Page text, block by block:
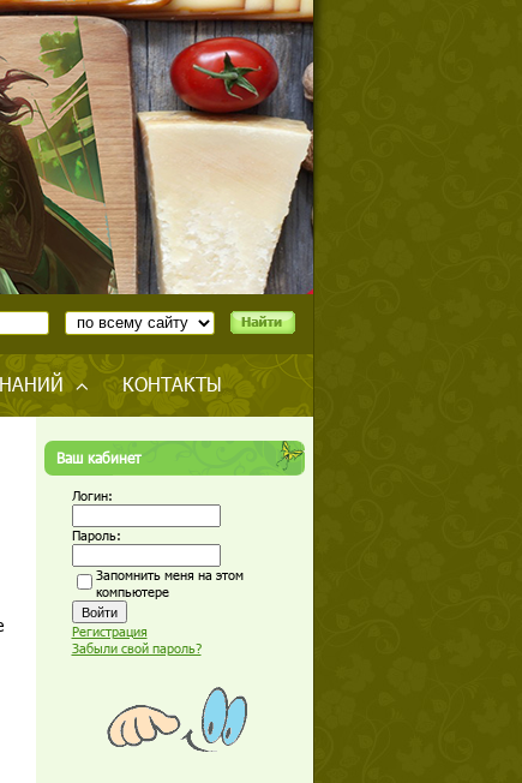
КОНТАКТЫ
Ваш кабинет
Логин:
Пароль:
Запомнить меня на этом
компьютере
Регистрация
Забыли свой пароль?